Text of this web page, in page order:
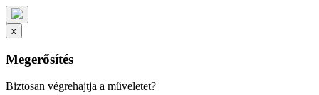
x
Megerősítés
Biztosan végrehajtja a műveletet?